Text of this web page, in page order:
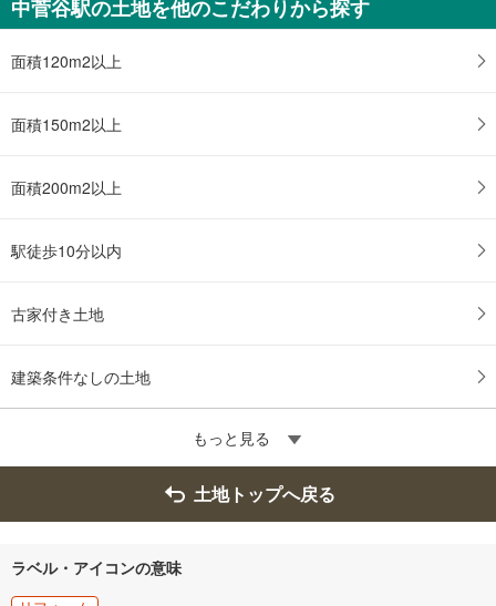
中菅谷駅の土地を他のこだわりから探す
面積120m2以上
面積150m2以上
面積200m2以上
駅徒歩10分以内
古家付き土地
建築条件なしの土地
もっと見る
土地トップへ戻る
ラベル・アイコンの意味